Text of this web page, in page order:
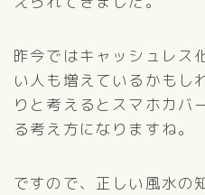
昨今ではキャッシュレス
い人も増えているかもし
りと考えるとスマホカバ
る考え方になりますね。
ですので、正しい風水の